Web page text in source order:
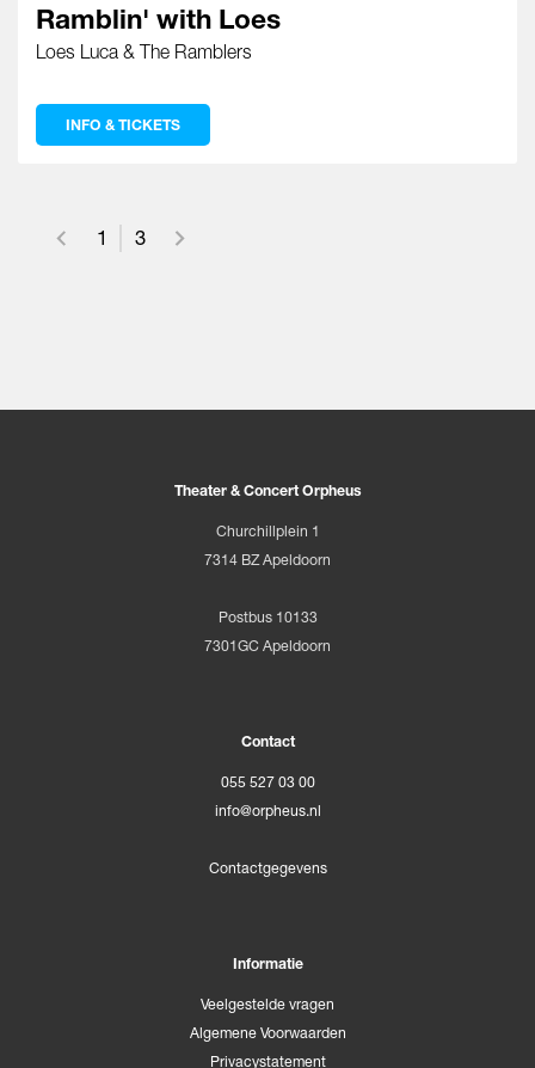
Ramblin' with Loes
Loes Luca & The Ramblers
INFO & TICKETS
1 3
Theater & Concert Orpheus
Churchillplein 1
7314 BZ Apeldoorn
Postbus 10133
7301GC Apeldoorn
Contact
055 527 03 00
info@orpheus.nl
Contactgegevens
Informatie
Veelgestelde vragen
Algemene Voorwaarden
Privacystatement